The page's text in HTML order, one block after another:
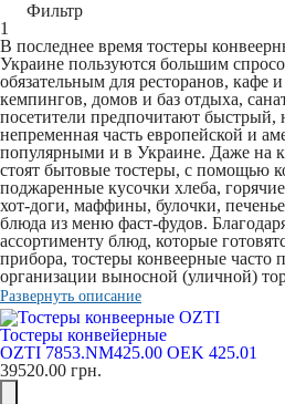
Фильтр
1
В последнее время тостеры
Украине пользуются большим
обязательным для ресторанов, кафе
кемпингов, домов и баз отдыха,
посетители предпочитают быстрый,
непременная часть европейской и
популярными и в Украине. Даже на
стоят бытовые тостеры, с помощью
поджаренные кусочки хлеба,
хот-доги, маффины, булочки,
блюда из меню фаст-фудов.
ассортименту блюд, которые
прибора, тостеры конвеерные часто
организации выносной (уличной)
Развернуть описание
Тостеры конвейерные
OZTI 7853.NM425.00 OEK 425.01
39520.00 грн.